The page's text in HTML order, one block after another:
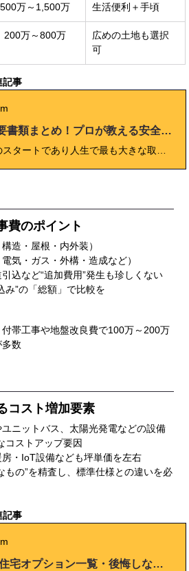
500万～1,500万 生活便利＋手頃
200万～800万
広めの土地も選択
可
記事
土地契約の流れと必要書類まとめ！プロが教える安全取引の極意
土地契約は、家づくりのスタートであり人生で最も大きな取引のひとつです。 このブログでは、現役の宅建士や不動産実務家の経験に基づき、「土地 契約 流れ」を徹底解説。 契約前の準備から当日の流れ、必要書類、トラブル回避のチェックポイント、プロが教える安心取引のコツまで、初めてでも失敗しないための全知識を詳しくまとめました。 不安や疑問をひとつずつ解消し、理想の住まいへの第一歩を踏み出すための完全ガイドです。
費のポイント
造・屋根・内外装）
気・ガス・外構・造成など）
込など“追加費用”発生も珍しくない
み”の「総額」で比較を
付帯工事や地盤改良費で100万～200万
数
コスト増加要素
ニットバス、太陽光発電などの設備
コストアップ要因
・IoT設備なども坪単価を左右
もの”を精査し、標準仕様との違いを必
記事
【2026年最新】注文住宅オプション一覧・後悔しない選び方総まとめ